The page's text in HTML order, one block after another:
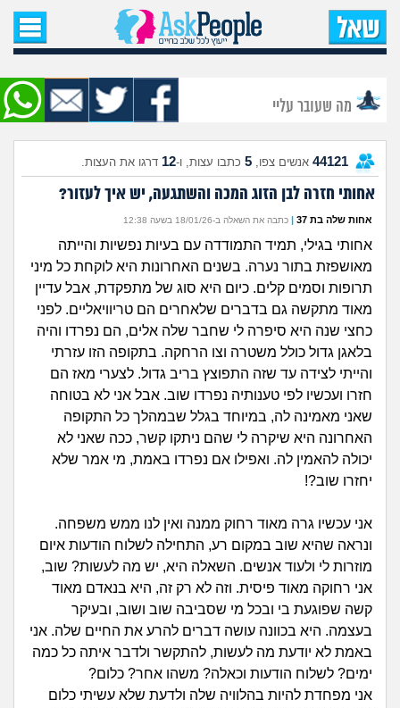
עמוד הבית
שאל שאלה
שאלות חדשות
שאלות שעוררו עניין
עצות חדשות
מה קורה כאן?
מתחם הטיפים
מדורים
זוגיות
היריון ולידה
מתבגרים
מהבקו"ם... ועד מתי?!
לימודים וסטודנטים
עבודה וקריירה
חיפוש שאלות
הרשמה | התחברות
מה שעובר עליי
44121 אנשים צפו, 5 כתבו עצות, ו-12 דרגו את העצות.
אחותי חזרה לבן הזוג המכה והשתגעה, יש איך לעזור?
אחות שלה בת 37 | כתבה את השאלה ב-18/01/26 בשעה 12:38
אחותי בגילי, תמיד התמודדה עם בעיות נפשיות והייתה
מאושפזת בתור נערה. בשנים האחרונות היא לוקחת כל מיני
תרופות וסמים קלים. כיום היא סוג של מתפקדת, אבל עדיין
מאוד מתקשה גם בדברים שלאחרים הם טריוויאליים. לפני
כחצי שנה היא סיפרה לי שחבר שלה אלים, הם נפרדו והיה
בלאגן גדול כולל משטרה וצו הרחקה. בתקופה הזו עזרתי
והייתי לצידה עד שזה התפוצץ בריב גדול. לצערי מאז הם
חזרו ועכשיו לפי טענותיה נפרדו שוב. אבל אני לא בטוחה
שאני מאמינה לה, במיוחד בגלל שבמהלך כל התקופה
האחרונה היא שיקרה לי שהם ניתקו קשר, ככה שאני לא
יכולה להאמין לה. ואפילו אם נפרדו באמת, מי אמר שלא
יחזרו שוב?!
אני עכשיו גרה מאוד רחוק ממנה ואין לנו ממש משפחה.
ונראה שהיא שוב במקום רע, התחילה לשלוח הודעות איום
מוזרות לי ולעוד אנשים. השאלה היא, יש מה לעשות? שוב,
אני רחוקה מאוד פיסית. וזה לא רק זה, היא בנאדם מאוד
קשה שפוגעת בי ובכל מי שסביבה שוב ושוב, ובעיקר
בעצמה. היא בכוונה עושה דברים להרע את החיים שלה. אני
באמת לא יודעת מה לעשות, להתקשר ולדבר איתה כל כמה
ימים? לשלוח הודעות וכאלה? משהו אחר? כלום?
אני מפחדת להיות בהלוויה שלה ולדעת שלא עשיתי כלום